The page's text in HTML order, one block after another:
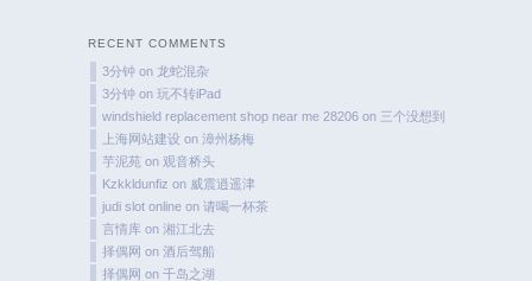
RECENT COMMENTS
3分钟 on 龙蛇混杂
3分钟 on玩不转iPad
windshield replacement shop near me 28206 on 三个没想到
上海网站建设 on漳州杨梅
芋泥苑 on 观音桥头
Kzkkldunfiz on 威震逍遥津
judi slot online on请喝一杯茶
言情库 on湘江北去
择偶网 on酒后驾船
择偶网 on千岛之湖